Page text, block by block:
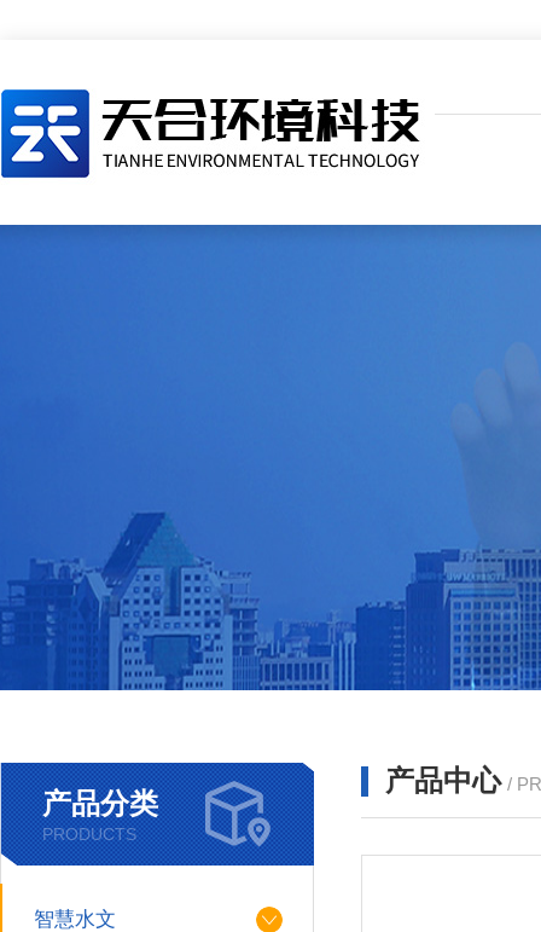
产品分类
PRODUCTS
智慧水文
产品中心 /